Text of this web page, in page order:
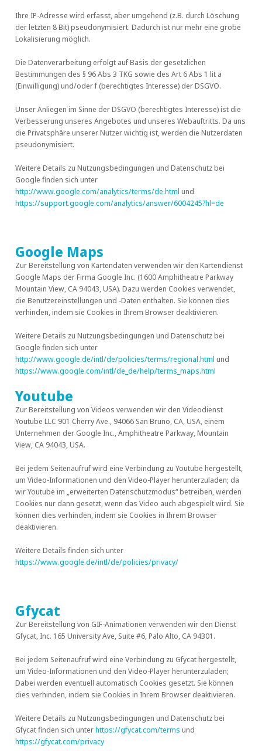
Ihre IP-Adresse wird erfasst, aber umgehend (z.B. durch Löschung
der letzten 8 Bit) pseudonymisiert. Dadurch ist nur mehr eine grobe
Lokalisierung möglich.
Die Datenverarbeitung erfolgt auf Basis der gesetzlichen
Bestimmungen des § 96 Abs 3 TKG sowie des Art 6 Abs 1 lit a
(Einwilligung) und/oder f (berechtigtes Interesse) der DSGVO.
Unser Anliegen im Sinne der DSGVO (berechtigtes Interesse) ist die
Verbesserung unseres Angebotes und unseres Webauftritts. Da uns
die Privatsphäre unserer Nutzer wichtig ist, werden die Nutzerdaten
pseudonymisiert.
Weitere Details zu Nutzungsbedingungen und Datenschutz bei
Google finden sich unter
http://www.google.com/analytics/terms/de.html und
https://support.google.com/analytics/answer/6004245?hl=de
Google Maps
Zur Bereitstellung von Kartendaten verwenden wir den Kartendienst
Google Maps der Firma Google Inc. (1600 Amphitheatre Parkway
Mountain View, CA 94043, USA). Dazu werden Cookies verwendet,
die Benutzereinstellungen und -Daten enthalten. Sie können dies
verhinden, indem sie Cookies in Ihrem Browser deaktivieren.
Weitere Details zu Nutzungsbedingungen und Datenschutz bei
Google finden sich unter
http://www.google.de/intl/de/policies/terms/regional.html und
https://www.google.com/intl/de_de/help/terms_maps.html
Youtube
Zur Bereitstellung von Videos verwenden wir den Videodienst
Youtube LLC 901 Cherry Ave., 94066 San Bruno, CA, USA, einem
Unternehmen der Google Inc., Amphitheatre Parkway, Mountain
View, CA 94043, USA.
Bei jedem Seitenaufruf wird eine Verbindung zu Youtube hergestellt,
um Video-Informationen und den Video-Player herunterzuladen; da
wir Youtube im „erweiterten Datenschutzmodus“ betreiben, werden
Cookies nur dann gesetzt, wenn das Video auch abgespielt wird. Sie
können dies verhinden, indem sie Cookies in Ihrem Browser
deaktivieren.
Weitere Details finden sich unter
https://www.google.de/intl/de/policies/privacy/
Gfycat
Zur Bereitstellung von GIF-Animationen verwenden wir den Dienst
Gfycat, Inc. 165 University Ave, Suite #6, Palo Alto, CA 94301.
Bei jedem Seitenaufruf wird eine Verbindung zu Gfycat hergestellt,
um Video-Informationen und den Video-Player herunterzuladen;
Dabei werden eventuell automatisch Cookies gesetzt. Sie können
dies verhinden, indem sie Cookies in Ihrem Browser deaktivieren.
Weitere Details zu Nutzungsbedingungen und Datenschutz bei
Gfycat finden sich unterhttps://gfycat.com/terms und
https://gfycat.com/privacy